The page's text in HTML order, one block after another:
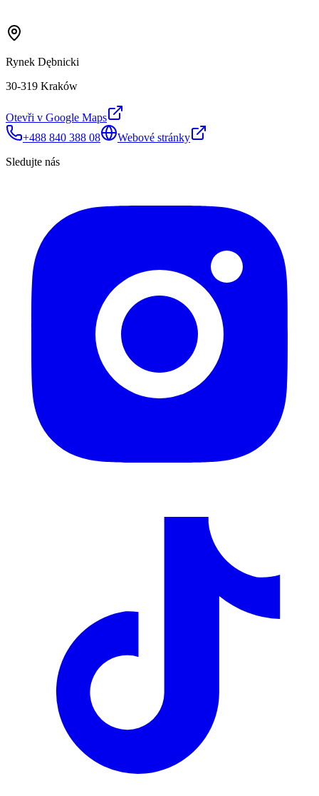
Rynek Dębnicki
30-319 Kraków
Otevři v Google Maps
+488 840 388 08
Webové stránky
Sledujte nás